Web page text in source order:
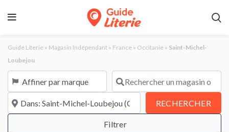
Guide Literie » Magasin Indépendant » France » Occitanie » Saint-Michel-
Loubejou
Affiner par marque Rechercher un magasin ou une
À proximité de RECHERCHER